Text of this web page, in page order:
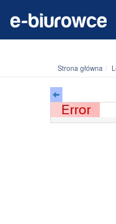
Strona główna